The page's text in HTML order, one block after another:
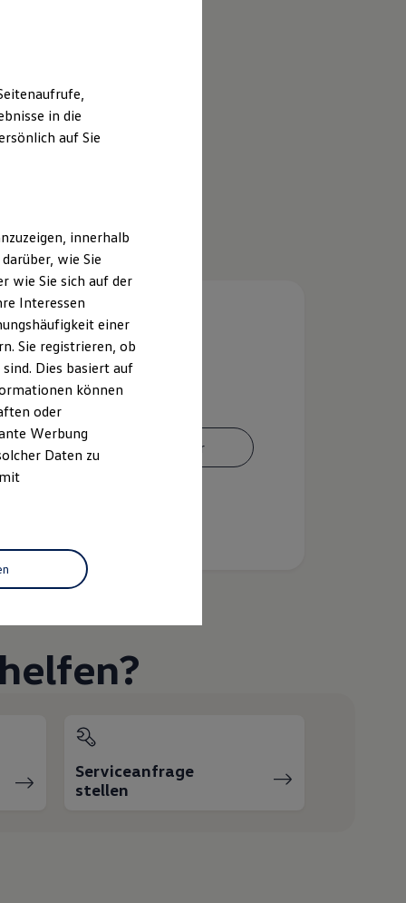
Ansprechpartner
Serviceanfrage
stellen
in die
auf Sie
innerhalb
wie Sie
wie Sie sich auf der
Interessen
einer
Sie registrieren, ob
Dies basiert auf
können
oder
Werbung
Daten zu